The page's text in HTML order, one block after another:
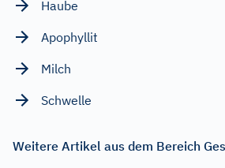
Haube
Apophyllit
Milch
Schwelle
Weitere Artikel aus dem Bereich